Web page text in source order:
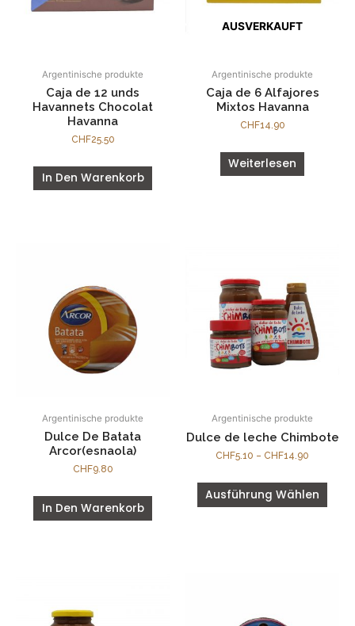
Argentinische produkte
Caja de 12 unds
Havannets Chocolat
Havanna
CHF25.50
In Den Warenkorb
AUSVERKAUFT
Argentinische produkte
Caja de 6 Alfajores
Mixtos Havanna
CHF14.90
Weiterlesen
Argentinische produkte
Dulce De Batata
Arcor(esnaola)
CHF9.80
In Den Warenkorb
Argentinische produkte
Dulce de leche Chimbote
CHF5.10 – CHF14.90
Ausführung Wählen